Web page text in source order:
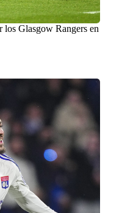
los Glasgow Rangers en